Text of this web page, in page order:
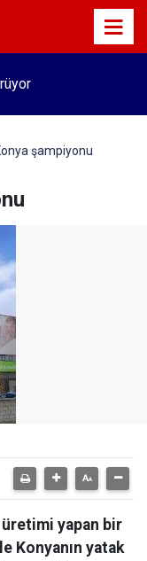
şampiyonu
üretimi yapan bir
Konyanın yatak